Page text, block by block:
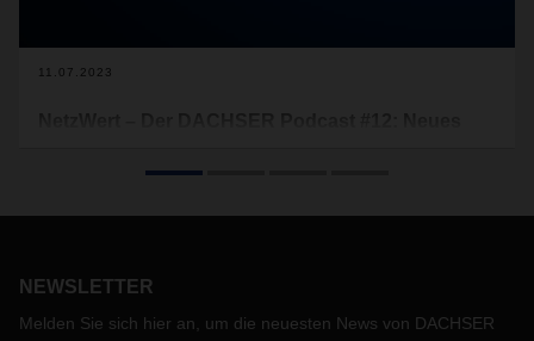
11.07.2023
gilt es, stets den Überblick zu wahren und Abläufe optimal zu
gerät. In unserer neuen Podcast-Folge gehen wir in die
NEWSLETTER
Melden Sie sich hier an, um die neuesten News von DACHSER